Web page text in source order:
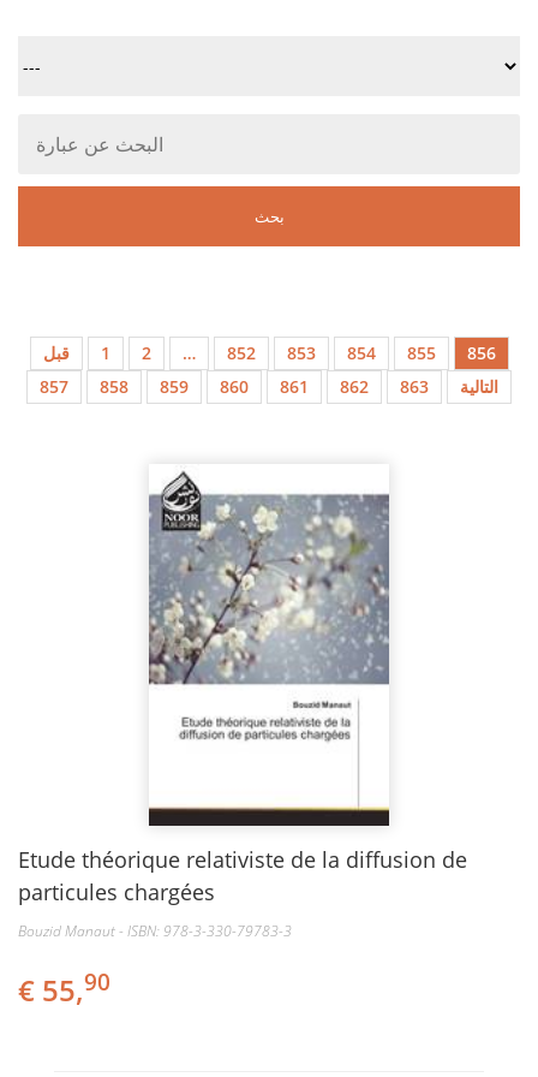
قبل 1 2 … 852 853 854 855
856
857
858 859 860 861 862 863 التالية
Etude théorique relativiste de la diffusion de
particules chargées
Bouzid Manaut - ISBN: 978-3-330-79783-3
€ 55,90